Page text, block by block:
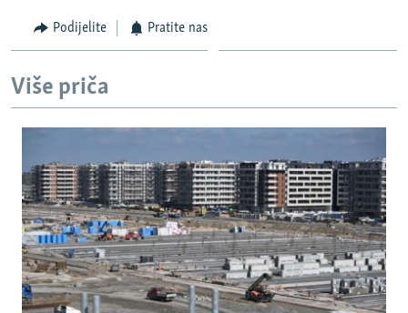
MOJA EVROPA
TRI DECENIJE OD RATA U BIH
SVE KARTE DEJTONA
Podijelite Pratite nas
Više priča